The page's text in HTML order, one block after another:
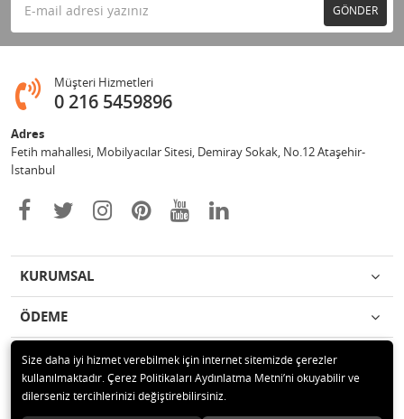
GÖNDER
Müşteri Hizmetleri
0 216 5459896
Adres
Fetih mahallesi, Mobilyacılar Sitesi, Demiray Sokak, No.12 Ataşehir-
İstanbul
KURUMSAL
ÖDEME
İLETİŞİM
© 2020 Leylek Mağazacılık Hizmetleri Ltd. Şti. Tüm hakları saklıdır.
Size daha iyi hizmet verebilmek için internet sitemizde çerezler
kullanılmaktadır. Çerez Politikaları Aydınlatma Metni’ni okuyabilir ve
dilerseniz tercihlerinizi değiştirebilirsiniz.